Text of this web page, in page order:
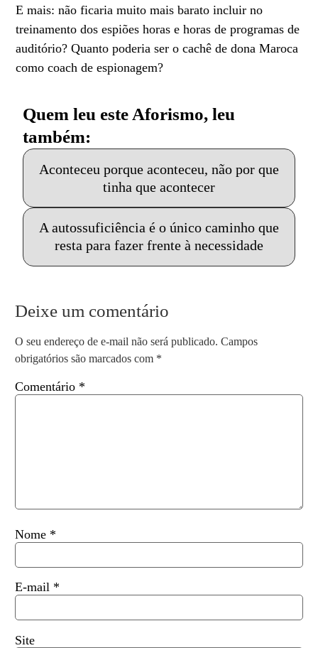
E mais: não ficaria muito mais barato incluir no
treinamento dos espiões horas e horas de programas de
auditório? Quanto poderia ser o cachê de dona Maroca
como coach de espionagem?
Quem leu este Aforismo, leu
também:
Aconteceu porque aconteceu, não por que
tinha que acontecer
A autossuficiência é o único caminho que
resta para fazer frente à necessidade
Deixe um comentário
O seu endereço de e-mail não será publicado. Campos
obrigatórios são marcados com *
Comentário *
Nome *
E-mail *
Site